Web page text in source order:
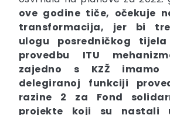
ove godine tiče, očekuje
transformacija, jer bi
ulogu posredničkog
provedbu ITU
zajedno s KZŽ imamo
delegiranoj funkciji
razine 2 za Fond
projekte koji su nastali